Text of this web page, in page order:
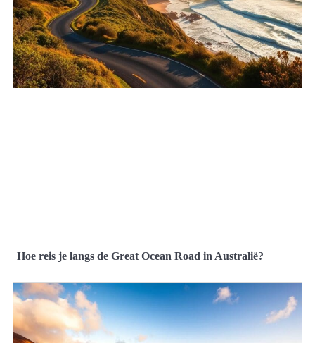
Hoe reis je langs de Great Ocean Road in Australië?